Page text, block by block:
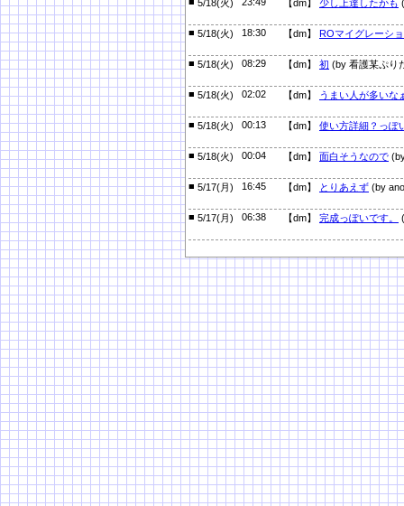
5/18(火) 【dm】 少し上達したかも
■ 5/18(火) 18:30 【dm】 ROマイグレーシ
■ 5/18(火) 08:29 【dm】 初 (by 看護某ぷり
■ 5/18(火) 02:02 【dm】 うまい人が多いな
■ 5/18(火) 00:13 【dm】 使い方詳細？っぽ
■ 5/18(火) 00:04 【dm】 面白そうなので
■ 5/17(月) 16:45 【dm】 とりあえず (by
■ 5/17(月) 06:38 【dm】 完成っぽいです。